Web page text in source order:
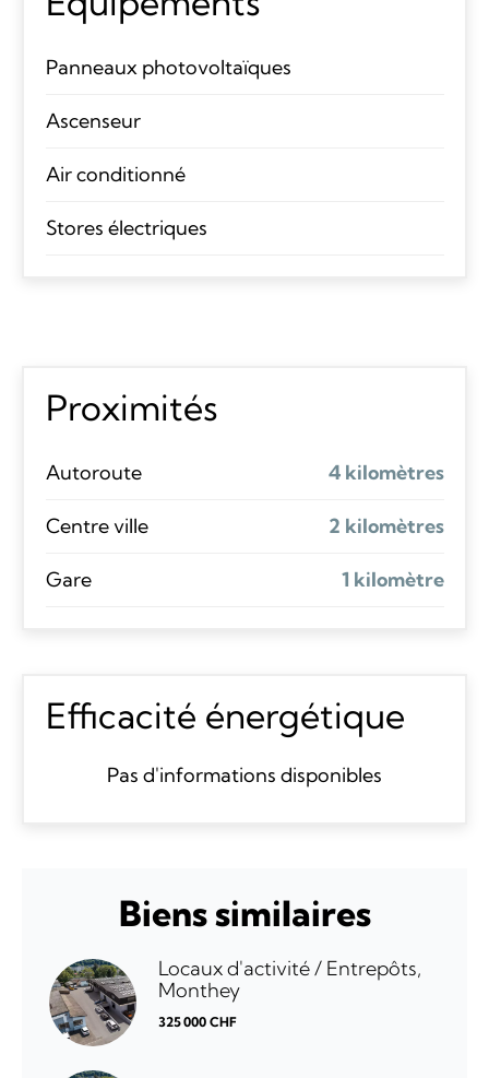
Panneaux photovoltaïques
Ascenseur
Air conditionné
Stores électriques
Proximités
Autoroute 4 kilomètres
Centre ville 2 kilomètres
Gare 1 kilomètre
Efficacité énergétique
Pas d'informations disponibles
Biens similaires
Locaux d'activité / Entrepôts,
Monthey
325 000 CHF